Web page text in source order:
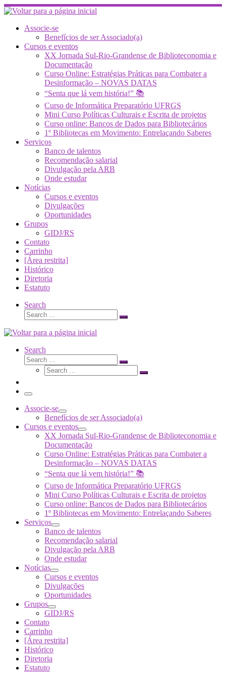
Skip
to
contentAssocie-se
Benefícios de ser Associado(a)
Cursos e eventos
XX Jornada Sul-Rio-Grandense de Biblioteconomia e
Documentação
Curso Online: Estratégias Práticas para Combater a
Desinformação – NOVAS DATAS
“Senta que lá vem história!” 📚
Curso de Informática Preparatório UFRGS
Mini Curso Políticas Culturais e Escrita de projetos
Curso online: Bancos de Dados para Bibliotecários
1º Bibliotecas em Movimento: Entrelaçando Saberes
Serviços
Banco de talentos
Recomendação salarial
Divulgação pela ARB
Onde estudar
Notícias
Cursos e eventos
Divulgações
Oportunidades
Grupos
GIDJ/RS
Contato
Carrinho
[Área restrita]
Histórico
Diretoria
Estatuto
Search
Search
Search
Search
Search
Search
Search
Search
Menu
Associe-se
Benefícios de ser Associado(a)
Cursos e eventos
XX Jornada Sul-Rio-Grandense de Biblioteconomia e
Documentação
Curso Online: Estratégias Práticas para Combater a
Desinformação – NOVAS DATAS
“Senta que lá vem história!” 📚
Curso de Informática Preparatório UFRGS
Mini Curso Políticas Culturais e Escrita de projetos
Curso online: Bancos de Dados para Bibliotecários
1º Bibliotecas em Movimento: Entrelaçando Saberes
Serviços
Banco de talentos
Recomendação salarial
Divulgação pela ARB
Onde estudar
Notícias
Cursos e eventos
Divulgações
Oportunidades
Grupos
GIDJ/RS
Contato
Carrinho
[Área restrita]
Histórico
Diretoria
Estatuto